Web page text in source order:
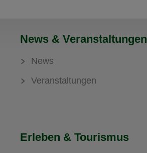
News & Veranstaltungen
News
Veranstaltungen
Erleben & Tourismus